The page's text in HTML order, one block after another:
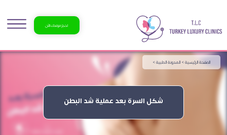
احجز موعدك الآن
شكل السرة بعد عملية شد البطن
الصفحة الرئيسية >المدونة الطبية >